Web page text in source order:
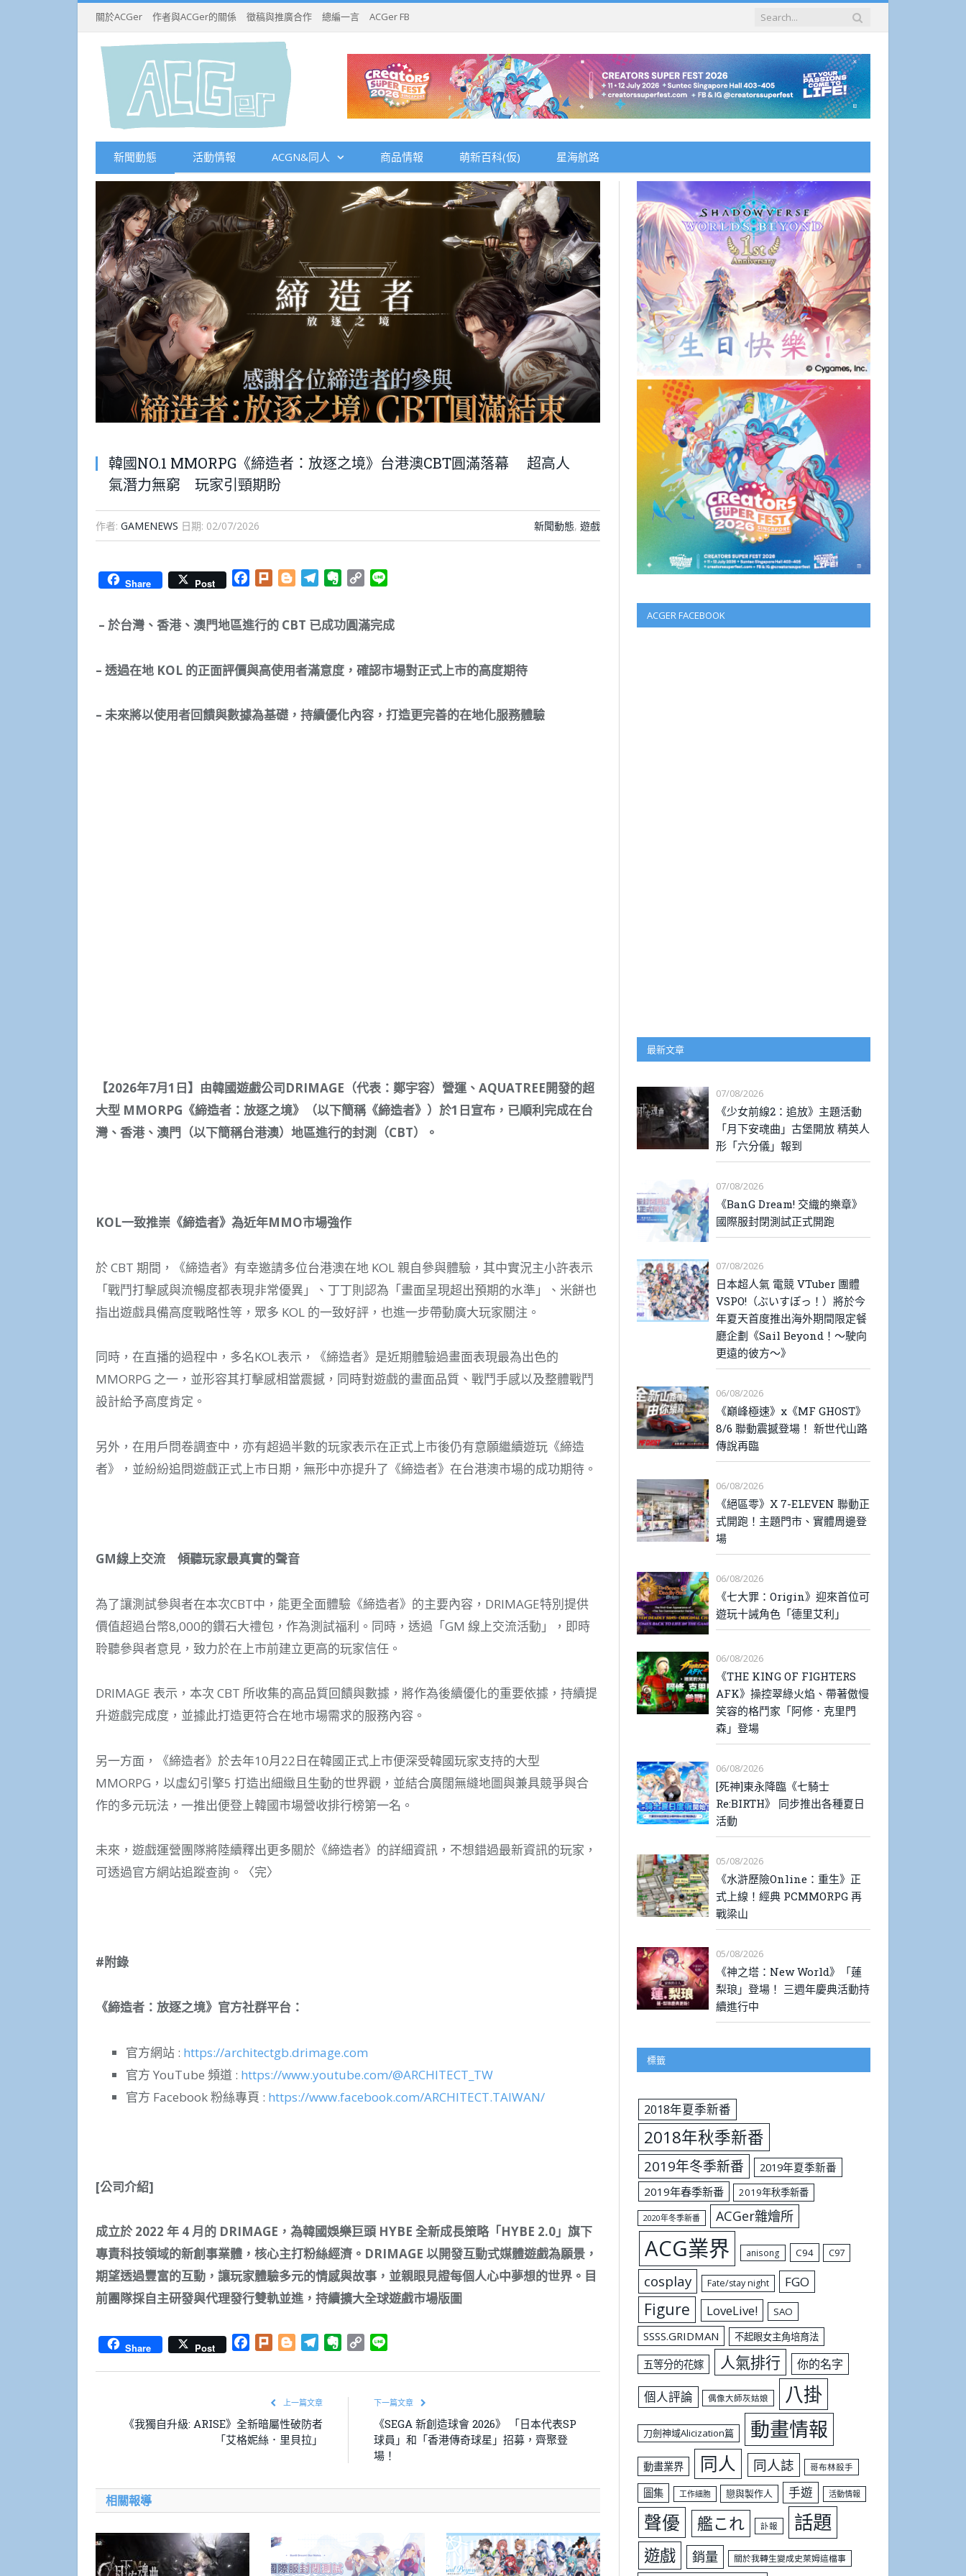
關於ACGer 作者與ACGer的關係 徵稿與推廣合作 總編一言 ACGer FB
新聞動態 活動情報 ACGN&同人 商品情報 萌新百科(仮) 星海航路
韓國NO.1 MMORPG《締造者：放逐之境》台港澳CBT圓滿落幕 超高人
氣潛力無窮 玩家引頸期盼
作者: GAMENEWS 日期: 02/07/2026 新聞動態, 遊戲
Share Post Facebook
Plurk BloggerTelegramEvernote
Copy
– 於台灣、香港、澳門地區進行的 CBT 已成功圓滿完成
– 透過在地 KOL 的正面評價與高使用者滿意度，確認市場對正式上市的高度期待
– 未來將以使用者回饋與數據為基礎，持續優化內容，打造更完善的在地化服務體驗
【2026年7月1 日】由韓國遊戲公司DRIMAGE （代表：鄭宇容）營運、 AQUATREE開發的超
大型 MMORPG 《締造者：放逐之境》（以下簡稱《締造者》）於1 日宣布，已順利完成在台
灣、香港、澳門（以下簡稱台港澳）地區進行的封測（CBT）。
KOL一致推崇《締造者》為近年MMO市場強作
於 CBT 期間，《締造者》有幸邀請多位台港澳在地 KOL 親自參與體驗，其中實況主小許表示
「戰鬥打擊感與流暢度都表現非常優異」、丁丁則認為「畫面呈現超出預期的水準」、米餅也
指出遊戲具備高度戰略性等，眾多 KOL 的一致好評，也進一步帶動廣大玩家關注。
同時，在直播的過程中，多名KOL表示，《締造者》是近期體驗過畫面表現最為出色的
MMORPG 之一，並形容其打擊感相當震撼，同時對遊戲的畫面品質、戰鬥手感以及整體戰鬥
設計給予高度肯定。
另外，在用戶問卷調查中，亦有超過半數的玩家表示在正式上市後仍有意願繼續遊玩《締造
者》，並紛紛追問遊戲正式上市日期，無形中亦提升了《締造者》在台港澳市場的成功期待。
GM線上交流 傾聽玩家最真實的聲音
為了讓測試參與者在本次CBT中，能更全面體驗《締造者》的主要內容，DRIMAGE特別提供
價值超過台幣8,000的鑽石大禮包，作為測試福利。同時，透過「GM 線上交流活動」，即時
聆聽參與者意見，致力於在上市前建立更高的玩家信任。
DRIMAGE 表示，本次 CBT 所收集的高品質回饋與數據，將作為後續優化的重要依據，持續提
升遊戲完成度，並據此打造更符合在地市場需求的服務內容。
另一方面，《締造者》於去年10月22日在韓國正式上市便深受韓國玩家支持的大型
MMORPG，以虛幻引擎5 打造出細緻且生動的世界觀，並結合廣闊無縫地圖與兼具競爭與合
作的多元玩法，一推出便登上韓國市場營收排行榜第一名。
未來，遊戲運營團隊將陸續釋出更多關於《締造者》的詳細資訊，不想錯過最新資訊的玩家，
可透過官方網站追蹤查詢。〈完〉
#附錄
《締造者：放逐之境》官方社群平台：
官方網站 : https://architectgb.drimage.com
官方 YouTube 頻道 : https://www.youtube.com/@ARCHITECT_TW
官方 Facebook 粉絲專頁 : https://www.facebook.com/ARCHITECT.TAIWAN/
[公司介紹]
成立於 2022 年 4 月的 DRIMAGE， 為韓國娛樂巨頭 HYBE 全新成長策略「HYBE 2.0」旗下
專責科技領域的新創事業體，核心主打粉絲經濟。DRIMAGE 以開發互動式媒體遊戲為願景，
期望透過豐富的互動，讓玩家體驗多元的情感與故事，並親眼見證每個人心中夢想的世界。目
前團隊採自主研發與代理發行雙軌並進，持續擴大全球遊戲市場版圖
Share Post Facebook
Plurk BloggerTelegramEvernote
Copy
上一篇文章
《我獨自升級: ARISE》全新暗屬性破防者
「艾格妮絲．里貝拉」
下一篇文章
《SEGA 新創造球會 2026》 「日本代表SP
球員」和「香港傳奇球星」招募，齊聚登
場！
相關報導
ACGER FACEBOOK
最新文章
07/08/2026
《少女前線2：追放》主題活動
「月下安魂曲」古堡開放 精英人
形「六分儀」報到
07/08/2026
《BanG Dream! 交織的樂章》
國際服封閉測試正式開跑
07/08/2026
日本超人氣 電競 VTuber 團體
VSPO!（ぶいすぽっ！）將於今
年夏天首度推出海外期間限定餐
廳企劃《Sail Beyond！～駛向
更遠的彼方～》
06/08/2026
《巔峰極速》x《MF GHOST》
8/6 聯動震撼登場！ 新世代山路
傳說再臨
06/08/2026
《絕區零》X 7-ELEVEN 聯動正
式開跑！主題門市、實體周邊登
場
06/08/2026
《七大罪：Origin》迎來首位可
遊玩十誡角色「德里艾利」
06/08/2026
《THE KING OF FIGHTERS
AFK》操控翠綠火焰、帶著傲慢
笑容的格鬥家「阿修．克里門
森」登場
06/08/2026
[死神]東永降臨《七騎士
Re:BIRTH》 同步推出各種夏日
活動
05/08/2026
《水滸歷險Online：重生》正
式上線！經典 PCMMORPG 再
戰梁山
05/08/2026
《神之塔：New World》「蓮
梨琅」登場！ 三週年慶典活動持
續進行中
標籤
2018年夏季新番
2018年秋季新番
2019年冬季新番
2019年夏季新番
2019年春季新番
2019年秋季新番
2020年冬季新番 ACGer雜燴所
ACG業界 anisong C94 C97
cosplay Fate/stay night FGO
Figure LoveLive! SAO
SSSS.GRIDMAN 不起眼女主角培育法
五等分的花嫁 人氣排行 你的名字
個人評論 偶像大師灰姑娘 八掛
刀劍神域Alicization篇 動畫情報
動畫業界 同人 同人誌 哥布林殺手
圖集 工作細胞 戀與製作人 手遊 活動情報
聲優 艦これ 訃報 話題
遊戲 銷量 關於我轉生變成史萊姆這檔事